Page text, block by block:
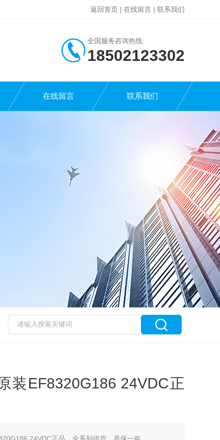
返回首页 | 在线留言 | 联系我们
全国服务咨询热线:
18502123302
在线留言 联系我们
装EF8320G186 24VDC正